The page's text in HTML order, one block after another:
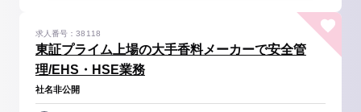
東証プライム上場の大手香料メーカーで安全管
理/EHS・HSE業務
求人番号：38118
社名非公開